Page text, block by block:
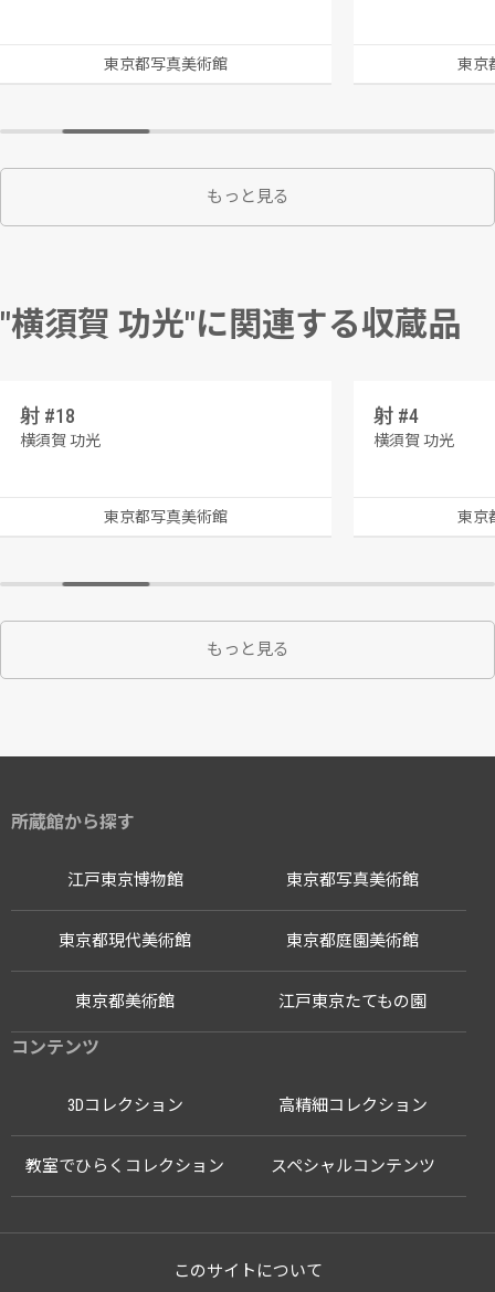
東京都写真美術館 東京
もっと見る
"横須賀 功光"に関連する収蔵品
射 #18
横須賀 功光
東京都写真美術館
射 #4
横須賀 功光
東京
もっと見る
所蔵館から探す
江戸東京博物館
江戸東京たてもの園
東京都写真美術館
東京都現代美術館 東京都庭園美術館
東京都美術館
コンテンツ
3Dコレクション 高精細コレクション
教室でひらくコレクション スペシャルコンテンツ
このサイトについて